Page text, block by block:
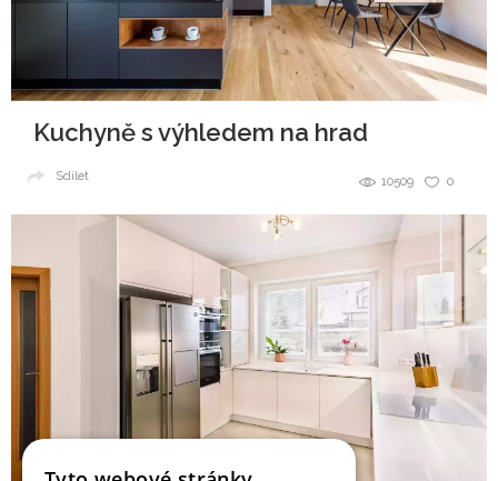
Kuchyně s výhledem na hrad
0
10509
Sdílet